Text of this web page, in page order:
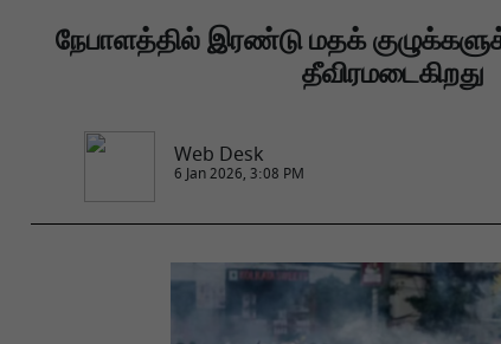
நேபாளத்தில் இரண்டு மதக்
தீவிரமடைகிறது
Web Desk
6 Jan 2026, 3:08 PM